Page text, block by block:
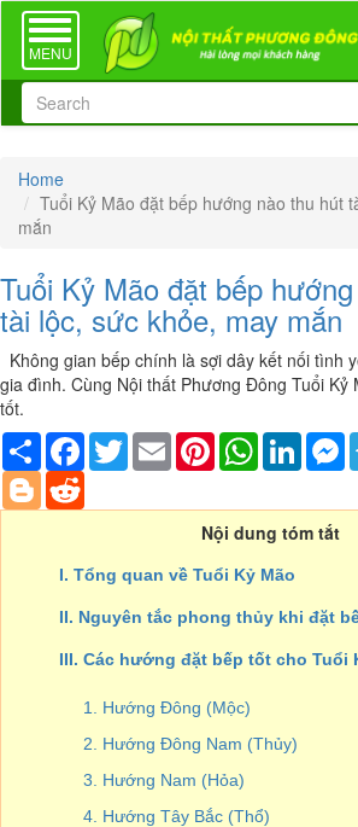
TOGGLE
NAVIGATION
MENU
Home
Tuổi Kỷ Mão đặt bếp hướng nào thu hút
mắn
Tuổi Kỷ Mão đặt bếp
tài lộc, sức khỏe, may mắn
Không gian bếp chính là sợi dây kết nối tình
gia đình. Cùng Nội thất Phương Đông Tuổi Kỷ
tốt.
Share Facebook
TwitterEmail PinterestWhatsApp
Blogger
Nội dung tóm tắt
I. Tổng quan về Tuổi Kỷ Mão
II. Nguyên tắc phong thủy khi đặt
III. Các hướng đặt bếp tốt cho Tuổi
1. Hướng Đông (Mộc)
2. Hướng Đông Nam (Thủy)
3. Hướng Nam (Hỏa)
4. Hướng Tây Bắc (Thổ)